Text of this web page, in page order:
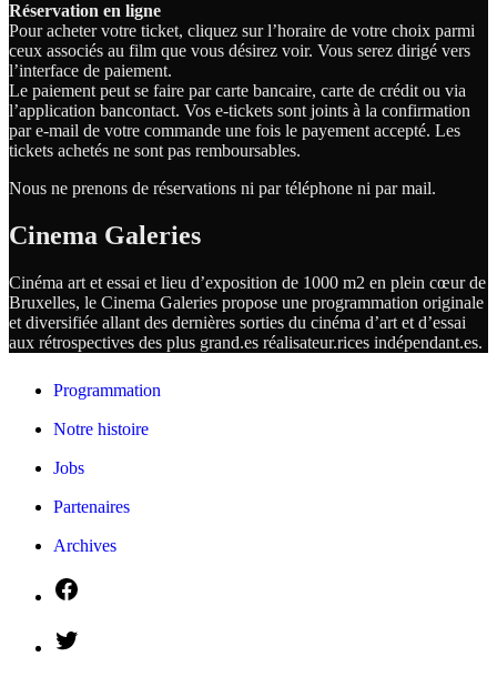
Réservation en ligne
Pour acheter votre ticket, cliquez sur l’horaire de votre choix parmi
ceux associés au film que vous désirez voir. Vous serez dirigé vers
l’interface de paiement.
Le paiement peut se faire par carte bancaire, carte de crédit ou via
l’application bancontact. Vos e-tickets sont joints à la confirmation
par e-mail de votre commande une fois le payement accepté. Les
tickets achetés ne sont pas remboursables.
Nous ne prenons de réservations ni par téléphone ni par mail.
Cinema Galeries
Cinéma art et essai et lieu d’exposition de 1000 m2 en plein cœur de
Bruxelles, le Cinema Galeries propose une programmation originale
et diversifiée allant des dernières sorties du cinéma d’art et d’essai
aux rétrospectives des plus grand.es réalisateur.rices indépendant.es.
Programmation
Notre histoire
Jobs
Partenaires
Archives